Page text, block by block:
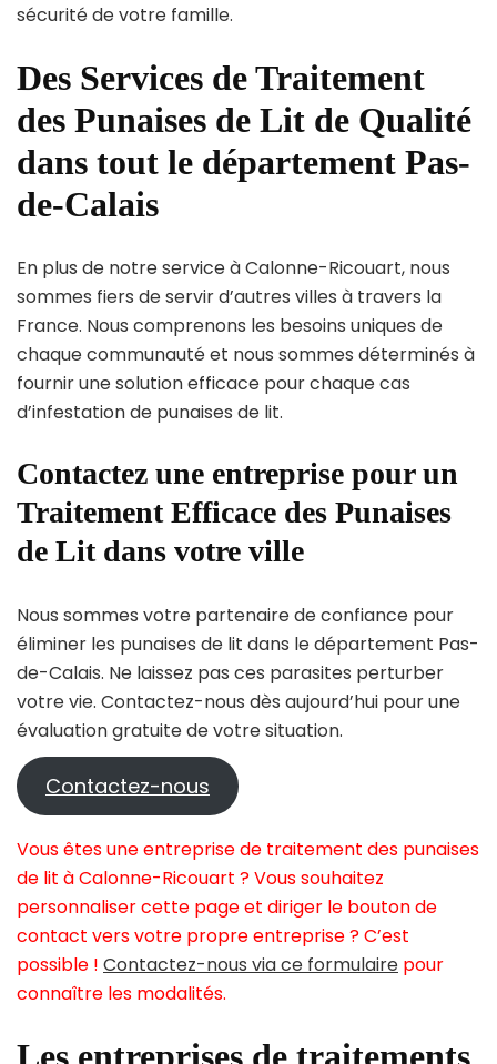
sécurité de votre famille.
Des Services de Traitement
des Punaises de Lit de Qualité
dans tout le département Pas-
de-Calais
En plus de notre service à Calonne-Ricouart, nous
sommes fiers de servir d’autres villes à travers la
France. Nous comprenons les besoins uniques de
chaque communauté et nous sommes déterminés à
fournir une solution efficace pour chaque cas
d’infestation de punaises de lit.
Contactez une entreprise pour un
Traitement Efficace des Punaises
de Lit dans votre ville
Nous sommes votre partenaire de confiance pour
éliminer les punaises de lit dans le département Pas-
de-Calais. Ne laissez pas ces parasites perturber
votre vie. Contactez-nous dès aujourd’hui pour une
évaluation gratuite de votre situation.
Contactez-nous
Vous êtes une entreprise de traitement des punaises
de lit à Calonne-Ricouart ? Vous souhaitez
personnaliser cette page et diriger le bouton de
contact vers votre propre entreprise ? C’est
possible ! Contactez-nous via ce formulaire pour
connaître les modalités.